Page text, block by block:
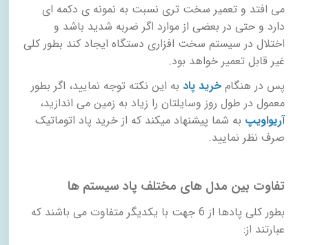
می افتد و تعمیر سخت تری نسبت به نمونه ی دکمه ای
دارد و حتی در بعضی از موارد اگر ضربه شدید باشد و
اختلال در سیستم سخت افزاری دستگاه ایجاد کند بطور کلی
غیر قابل تعمیر خواهد بود.
پس در هنگام خرید پادبه این نکته توجه نمایید، اگر بطور
معمول در طول روز وسایلتان را زیاد به زمین می اندازید،
آریواویپ به شما پیشنهاد میکند که از خرید پاد اتوماتیک
صرف نظر نمایید.
تفاوت بین مدل های مختلف پاد سیستم ها
بطور کلی پادها از 6 جهت با یکدیگر متفاوت می باشند که
عبارتند از: